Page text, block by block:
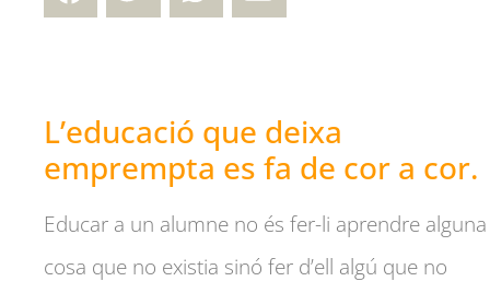
L’educació que deixa
emprempta es fa de cor a cor.
Educar a un alumne no és fer-li aprendre alguna
cosa que no existia sinó fer d’ell algú que no